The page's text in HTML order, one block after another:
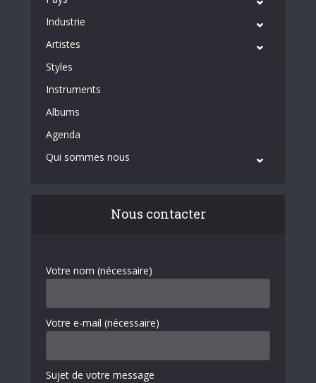
Industrie
Artistes
Styles
Instruments
Albums
Agenda
Qui sommes nous
Nous contacter
Votre nom (nécessaire)
Votre e-mail (nécessaire)
Sujet de votre message